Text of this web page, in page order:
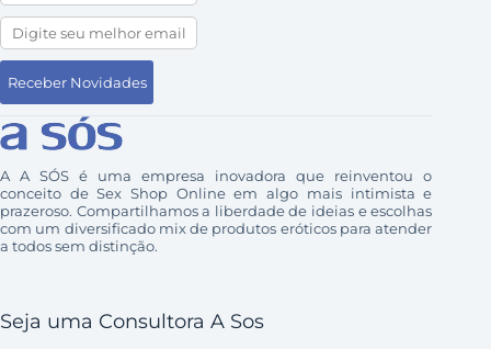
A A SÓS é uma empresa inovadora que reinventou o
conceito de Sex Shop Online em algo mais intimista e
prazeroso. Compartilhamos a liberdade de ideias e escolhas
com um diversificado mix de produtos eróticos para atender
a todos sem distinção.
Seja uma Consultora A Sos